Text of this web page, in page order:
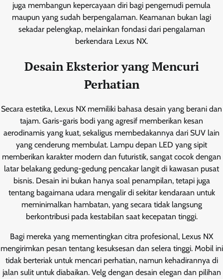
juga membangun kepercayaan diri bagi pengemudi pemula
maupun yang sudah berpengalaman. Keamanan bukan lagi
sekadar pelengkap, melainkan fondasi dari pengalaman
berkendara Lexus NX.
Desain Eksterior yang Mencuri
Perhatian
Secara estetika, Lexus NX memiliki bahasa desain yang berani dan
tajam. Garis-garis bodi yang agresif memberikan kesan
aerodinamis yang kuat, sekaligus membedakannya dari SUV lain
yang cenderung membulat. Lampu depan LED yang sipit
memberikan karakter modern dan futuristik, sangat cocok dengan
latar belakang gedung-gedung pencakar langit di kawasan pusat
bisnis. Desain ini bukan hanya soal penampilan, tetapi juga
tentang bagaimana udara mengalir di sekitar kendaraan untuk
meminimalkan hambatan, yang secara tidak langsung
berkontribusi pada kestabilan saat kecepatan tinggi.
Bagi mereka yang mementingkan citra profesional, Lexus NX
mengirimkan pesan tentang kesuksesan dan selera tinggi. Mobil ini
tidak berteriak untuk mencari perhatian, namun kehadirannya di
jalan sulit untuk diabaikan. Velg dengan desain elegan dan pilihan